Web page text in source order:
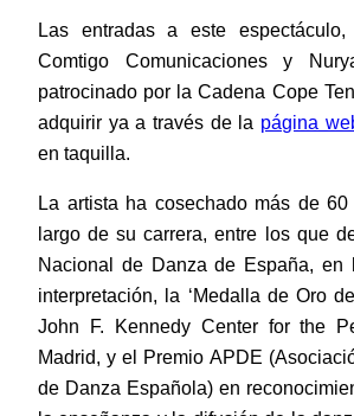
Las entradas a este espectáculo,
Comtigo Comunicaciones y
patrocinado por la Cadena Cope
adquirir ya a través de la página
en taquilla.
La artista ha cosechado más de
largo de su carrera, entre los que
Nacional de Danza de España, en
interpretación, la ‘Medalla de Oro
John F. Kennedy Center for the
Madrid, y el Premio APDE
de Danza Española) en